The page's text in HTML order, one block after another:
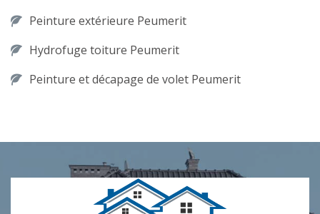
Peinture extérieure Peumerit
Hydrofuge toiture Peumerit
Peinture et décapage de volet Peumerit